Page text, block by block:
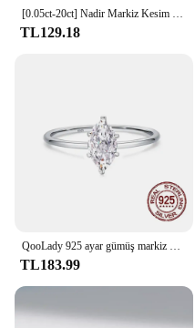
[0.05ct-20ct] Nadir Markiz Kesim Mozanit Gevşek Taş D Renk VVS1 GRA Süper Beyaz Markiz Mozanit Pırlanta Toptan
TL129.18
QooLady 925 ayar gümüş markiz kesim parlak kübik zirkonya parmak yüzük kadın kızlar akşam yemeği parti aksesuarları takı SR016
TL183.99